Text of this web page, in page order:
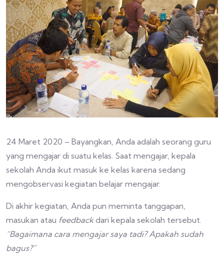
24 Maret 2020 – Bayangkan, Anda adalah seorang guru
yang mengajar di suatu kelas. Saat mengajar, kepala
sekolah Anda ikut masuk ke kelas karena sedang
mengobservasi kegiatan belajar mengajar.
Di akhir kegiatan, Anda pun meminta tanggapan,
masukan atau feedbackdari kepala sekolah tersebut.
“Bagaimana cara mengajar saya tadi? Apakah sudah
bagus?”